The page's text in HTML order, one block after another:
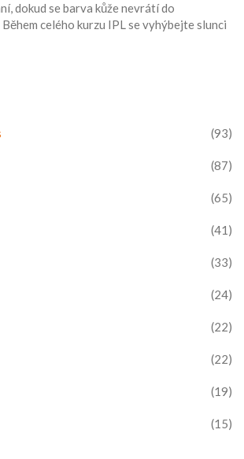
dokud se barva kůže nevrátí do
celého kurzu IPL se vyhýbejte slunci
(93)
(87)
(65)
(41)
(33)
(24)
(22)
(22)
(19)
(15)